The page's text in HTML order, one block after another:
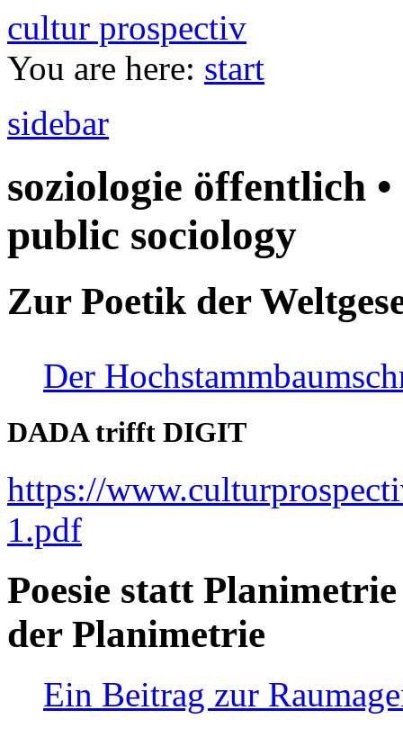
cultur prospectiv
You are here: start
sidebar
soziologie öffentlich
public sociology
Zur Poetik der
Der
DADA trifft DIGIT
https://
1.pdf
Poesie statt
der Planimetrie
Ein Beitrag zur